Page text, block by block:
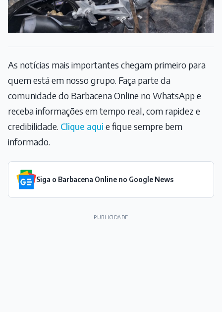
As notícias mais importantes chegam primeiro para
quem está em nosso grupo. Faça parte da
comunidade do Barbacena Online no WhatsApp e
receba informações em tempo real, com rapidez e
credibilidade. Clique aqui e fique sempre bem
informado.
Siga o Barbacena Online no Google News
PUBLICIDADE